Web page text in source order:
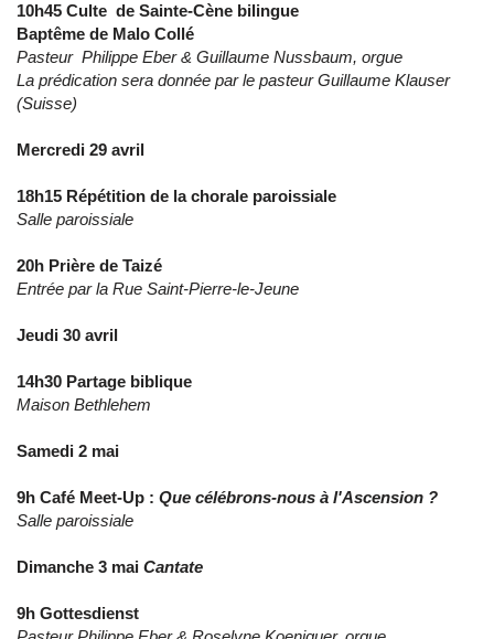
10h45 Culte de Sainte-Cène bilingue
Baptême de Malo Collé
Pasteur Philippe Eber & Guillaume Nussbaum, orgue
La prédication sera donnée par le pasteur Guillaume Klauser
(Suisse)
Mercredi 29 avril
18h15 Répétition de la chorale paroissiale
Salle paroissiale
20h Prière de Taizé
Entrée par la Rue Saint-Pierre-le-Jeune
Jeudi 30 avril
14h30 Partage biblique
Maison Bethlehem
Samedi 2 mai
9h Café Meet-Up : Que célébrons-nous à l'Ascension ?
Salle paroissiale
Dimanche 3 mai Cantate
9h Gottesdienst